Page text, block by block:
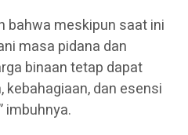
bahwa meskipun saat ini
masa pidana dan
binaan tetap dapat
dan esensi
imbuhnya.